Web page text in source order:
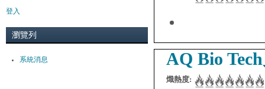
AQ Bio
熾熱度:
登入
瀏覽列
系統消息